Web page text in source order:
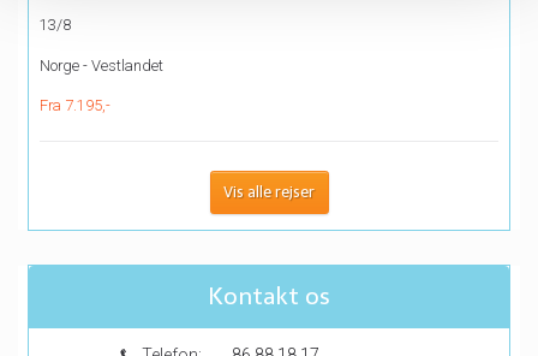
13/8
Norge - Vestlandet
Fra 7.195,-
Vis alle rejser
Kontakt os